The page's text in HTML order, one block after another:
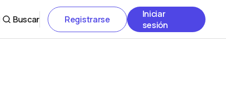
Buscar Registrarse
Iniciar
sesión